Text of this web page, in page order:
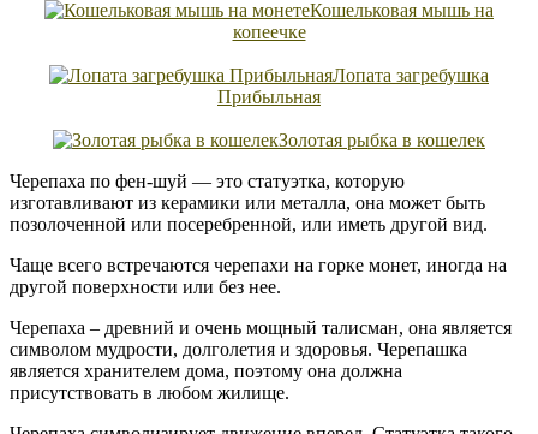
Кошельковая мышь на
копеечке
Лопата загребушка
Прибыльная
Золотая рыбка в кошелек
Черепаха по фен-шуй — это статуэтка, которую
изготавливают из керамики или металла, она может быть
позолоченной или посеребренной, или иметь другой вид.
Чаще всего встречаются черепахи на горке монет, иногда на
другой поверхности или без нее.
Черепаха – древний и очень мощный талисман, она является
символом мудрости, долголетия и здоровья. Черепашка
является хранителем дома, поэтому она должна
присутствовать в любом жилище.